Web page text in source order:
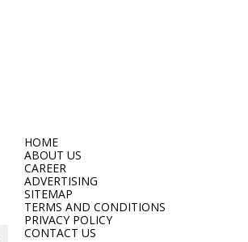
HOME
ABOUT US
CAREER
ADVERTISING
SITEMAP
TERMS AND CONDITIONS
PRIVACY POLICY
CONTACT US